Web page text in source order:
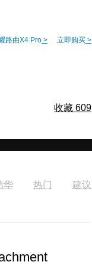
立即购买 >
路由X4 Pro >
收藏 609
华 热门 建议